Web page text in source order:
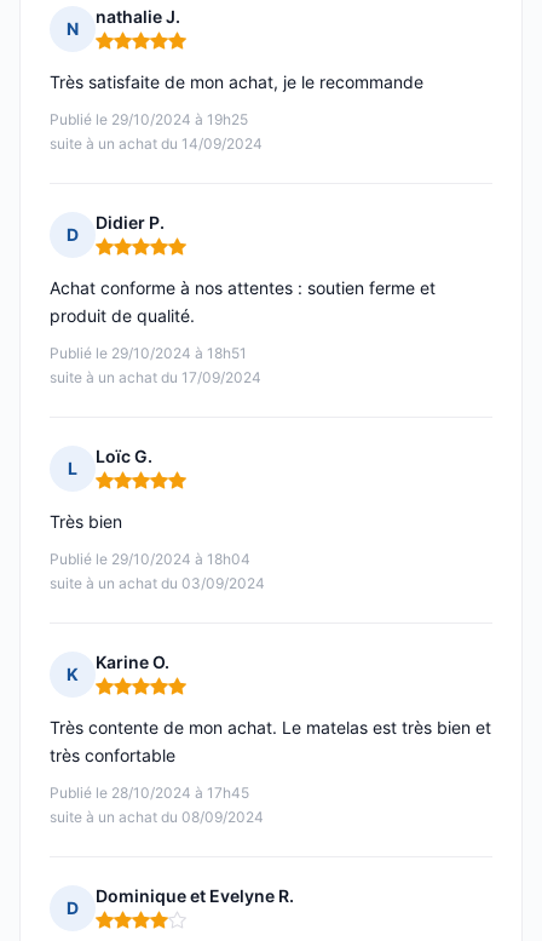
N
nathalie J.
Note : 5 sur 5
Publié le 29/10/2024 à 19h25
suite à un achat du 14/09/2024
Très satisfaite de mon achat, je le recommande
D
Didier P.
Note : 5 sur 5
Publié le 29/10/2024 à 18h51
suite à un achat du 17/09/2024
Achat conforme à nos attentes : soutien ferme et
produit de qualité.
L
Loïc G.
Note : 5 sur 5
Publié le 29/10/2024 à 18h04
suite à un achat du 03/09/2024
Très bien
K
Karine O.
Note : 5 sur 5
Publié le 28/10/2024 à 17h45
suite à un achat du 08/09/2024
Très contente de mon achat. Le matelas est très bien et
très confortable
D
Dominique et Evelyne R.
Note : 4 sur 5